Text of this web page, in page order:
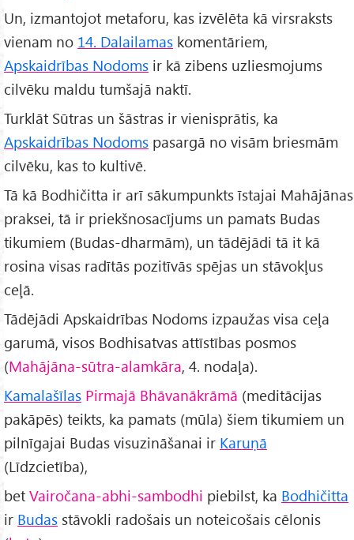
Un, izmantojot metaforu, kas izvēlēta kā virsraksts
vienam no 14. Dalailamas komentāriem,
Apskaidrības Nodoms ir kā zibens uzliesmojums
cilvēku maldu tumšajā naktī.
Turklāt Sūtras un šāstras ir vienisprātis, ka
Apskaidrības Nodoms pasargā no visām briesmām
cilvēku, kas to kultivē.
Tā kā Bodhičitta ir arī sākumpunkts īstajai Mahājānas
praksei, tā ir priekšnosacījums un pamats Budas
tikumiem (Budas-dharmām), un tādējādi tā it kā
rosina visas radītās pozitīvās spējas un stāvokļus
ceļā.
Tādējādi Apskaidrības Nodoms izpaužas visa ceļa
garumā, visos Bodhisatvas attīstības posmos
(Mahājāna-sūtra-alamkāra, 4. nodaļa).
Kamalašīlas Pirmajā Bhāvanākrāmā (meditācijas
pakāpēs) teikts, ka pamats (mūla) šiem tikumiem un
pilnīgajai Budas visuzināšanai ir Karuṇā
(Līdzcietība),
bet Vairočana-abhi-sambodhi piebilst, ka Bodhičitta
ir Budas stāvokli radošais un noteicošais cēlonis